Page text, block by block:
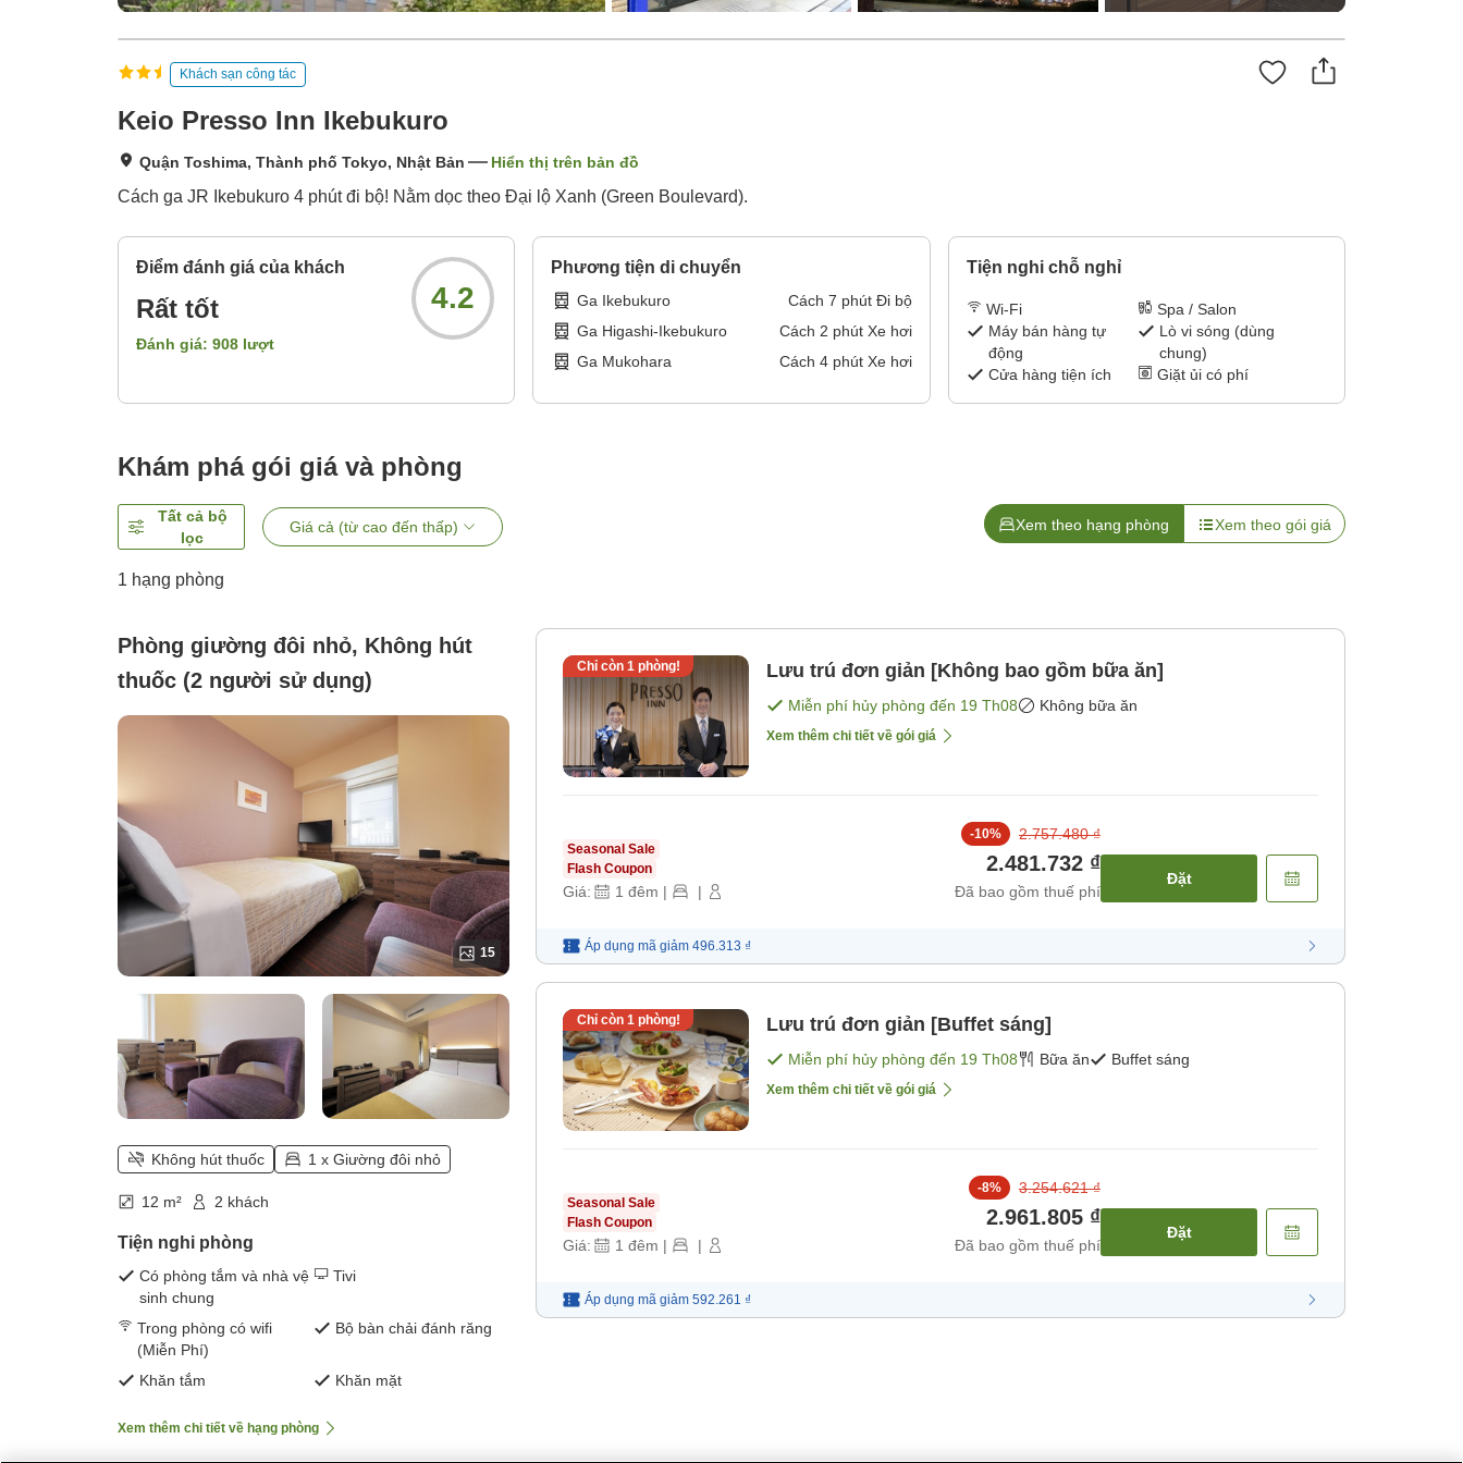
Khách sạn công tác
Keio Presso Inn Ikebukuro
Quận Toshima, Thành phố Tokyo, Nhật Bản Hiển thị trên bản đồ
Cách ga JR Ikebukuro 4 phút đi bộ! Nằm dọc theo Đại lộ Xanh (Green Boulevard).
Điểm đánh giá của khách
Rất tốt
Đánh giá: 908 lượt
4.2
Phương tiện di chuyển
Ga Ikebukuro Cách 7 phút Đi bộ
Ga Higashi-Ikebukuro
Cách 2 phút Xe hơi
Ga Mukohara
Cách 4phút Xe hơi
Tiện nghi chỗ nghỉ
Wi-Fi
Spa / Salon
Máy bán hàng tự
động
Lò vi sóng (dùng
chung)
Cửa hàng tiện ích
Giặt ủi có phí
Khám phá gói giá và phòng
Tất cả bộ
lọc
Giá cả (từ cao đến thấp) Xem theo hạng phòng Xem theo gói giá
1 hạng phòng
Phòng giường đôi nhỏ, Không hút
thuốc (2 người sử dụng)
15
Không hút thuốc 1 x Giường đôi nhỏ
12 m² 2 khách
Tiện nghi phòng
Có phòng tắm và nhà vệ
sinh chung
Tivi
Trong phòng có wifi
(Miễn Phí)
Bộ bàn chải đánh răng
Khăn tắm Khăn mặt
Xem thêm chi tiết về hạng phòng
Chỉ còn 1phòng! Lưu trú đơn giản [Không bao gồm bữa ăn]
Miễn phí hủy phòng đến 19 Th08 Không bữa ăn
Xem thêm chi tiết về gói giá
Seasonal Sale
Flash Coupon
Giá: 1 đêm | |
-10% 2.757.480 ₫
2.481.732 ₫
Đã bao gồm thuế phí
Đặt
Áp dụng mã giảm 496.313 ₫
Chỉ còn 1phòng! Lưu trú đơn giản [Buffet sáng]
Miễn phí hủy phòng đến 19 Th08 Bữa ăn Buffet sáng
Xem thêm chi tiết về gói giá
Seasonal Sale
Flash Coupon
Giá: 1 đêm | |
-8% 3.254.621 ₫
2.961.805 ₫
Đã bao gồm thuế phí
Đặt
Áp dụng mã giảm 592.261 ₫